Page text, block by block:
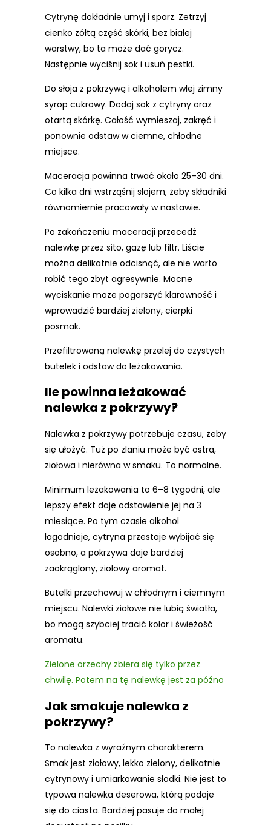
Cytrynę dokładnie umyj i sparz. Zetrzyj
cienko żółtą część skórki, bez białej
warstwy, bo ta może dać gorycz.
Następnie wyciśnij sok i usuń pestki.
Do słoja z pokrzywą i alkoholem wlej zimny
syrop cukrowy. Dodaj sok z cytryny oraz
otartą skórkę. Całość wymieszaj, zakręć i
ponownie odstaw w ciemne, chłodne
miejsce.
Maceracja powinna trwać około 25–30 dni.
Co kilka dni wstrząśnij słojem, żeby składniki
równomiernie pracowały w nastawie.
Po zakończeniu maceracji przecedź
nalewkę przez sito, gazę lub filtr. Liście
można delikatnie odcisnąć, ale nie warto
robić tego zbyt agresywnie. Mocne
wyciskanie może pogorszyć klarowność i
wprowadzić bardziej zielony, cierpki
posmak.
Przefiltrowaną nalewkę przelej do czystych
butelek i odstaw do leżakowania.
Ile powinna leżakować
nalewka z pokrzywy?
Nalewka z pokrzywy potrzebuje czasu, żeby
się ułożyć. Tuż po zlaniu może być ostra,
ziołowa i nierówna w smaku. To normalne.
Minimum leżakowania to 6–8 tygodni, ale
lepszy efekt daje odstawienie jej na 3
miesiące. Po tym czasie alkohol
łagodnieje, cytryna przestaje wybijać się
osobno, a pokrzywa daje bardziej
zaokrąglony, ziołowy aromat.
Butelki przechowuj w chłodnym i ciemnym
miejscu. Nalewki ziołowe nie lubią światła,
bo mogą szybciej tracić kolor i świeżość
aromatu.
Zielone orzechy zbiera się tylko przez
chwilę. Potem na tę nalewkę jest za późno
Jak smakuje nalewka z
pokrzywy?
To nalewka z wyraźnym charakterem.
Smak jest ziołowy, lekko zielony, delikatnie
cytrynowy i umiarkowanie słodki. Nie jest to
typowa nalewka deserowa, którą podaje
się do ciasta. Bardziej pasuje do małej